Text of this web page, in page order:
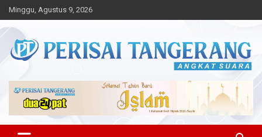
Skip
to
content
Minggu, Agustus 9, 2026
Perisai Tangerang – Angkat
Suara